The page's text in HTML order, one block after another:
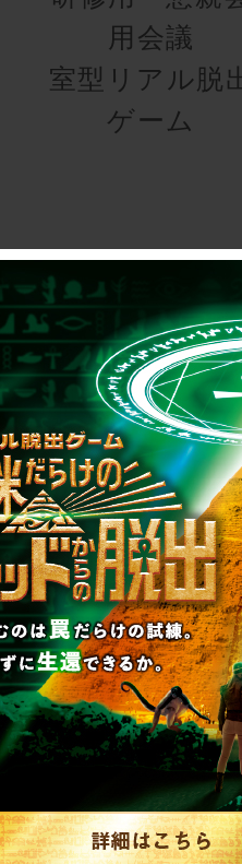
用会議
室型リアル脱
ゲーム
リアル脱
ゲーム
for
次の授業は“謎
き”!?